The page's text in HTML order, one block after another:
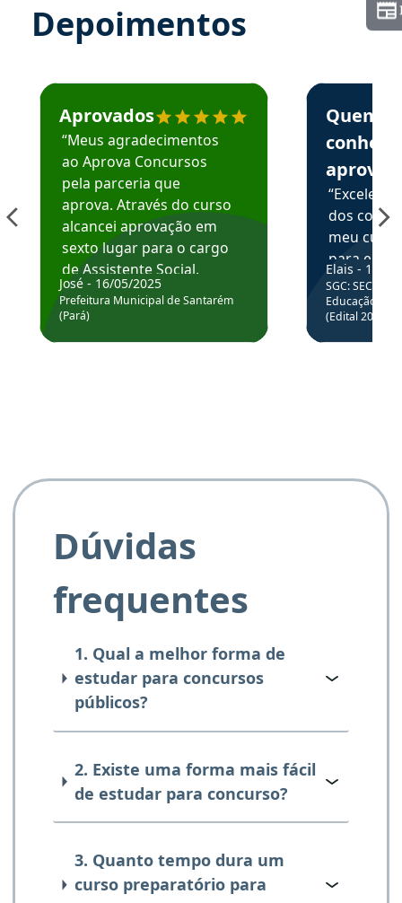
Depoimentos
Estudante José recomenda o Aprova Concursos em
Aprovados
“Meus agradecimentos
ao Aprova Concursos
pela parceria que
aprova. Através do curso
alcancei aprovação em
sexto lugar para o cargo
de Assistente Social.
Hoje estou atuando na
Prefeitura de Santarém.
José - 16/05/2025
Prefeitura Municipal de Santarém
(Pará)
Estudante
Quem
aprova
dos
meu
para
colocar
através
de
Elais - 15/
SGC: SEC BA
Educação
(Edital
Dúvidas
frequentes
1. Qual a melhor forma de
estudar para concursos
públicos?
2. Existe uma forma mais fácil
de estudar para concurso?
3. Quanto tempo dura um
curso preparatório para